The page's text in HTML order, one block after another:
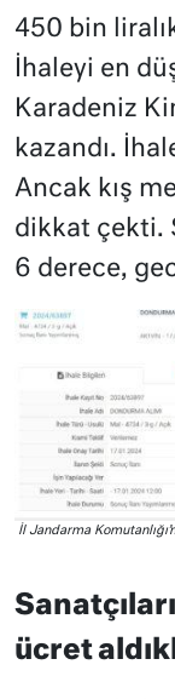
450 bin
İhaleyi en
Karadeniz
kazandı.
Ancak kış
dikkat çekti.
6 derece,
İl Jandarma
ücret